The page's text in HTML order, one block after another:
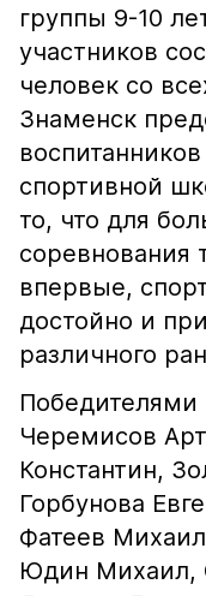
группы 9-10
участников
человек со
Знаменск
спортивной
то, что для
соревнования
впервые,
достойно и
различного
Победителями
Черемисов
Константин,
Горбунова
Фатеев
Юдин Михаил,